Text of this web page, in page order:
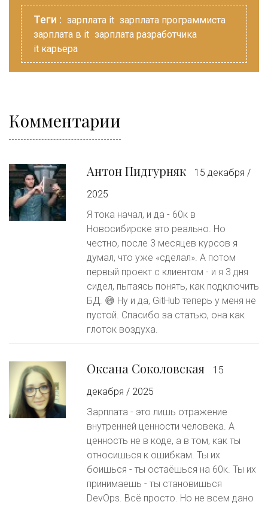
Теги : зарплата it зарплата программиста
зарплата в it зарплата разработчика
it карьера
Комментарии
Антон Пидгурняк
15 декабря /
2025
Я тока начал, и да - 60к в
Новосибирске это реально. Но
честно, после 3 месяцев курсов я
думал, что уже «сделал». А потом
первый проект с клиентом - и я 3 дня
сидел, пытаясь понять, как подключить
БД. 😅 Ну и да, GitHub теперь у меня не
пустой. Спасибо за статью, она как
глоток воздуха.
Оксана Соколовская
15
декабря / 2025
Зарплата - это лишь отражение
внутренней ценности человека. А
ценность не в коде, а в том, как ты
относишься к ошибкам. Ты их
боишься - ты остаёшься на 60к. Ты их
принимаешь - ты становишься
DevOps. Всё просто. Но не всем дано